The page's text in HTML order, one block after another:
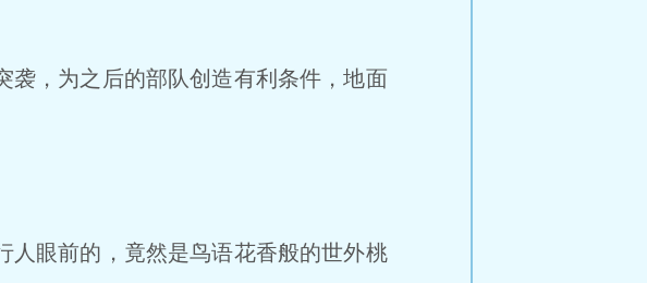
，为之后的部队创造有利条件，地面
眼前的，竟然是鸟语花香般的世外桃